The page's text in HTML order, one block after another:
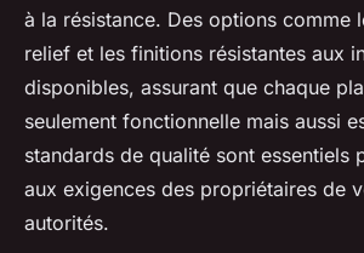
à la résistance. Des options comme
relief et les finitions résistantes aux
disponibles, assurant que chaque
seulement fonctionnelle mais aussi
standards de qualité sont essentiels
aux exigences des propriétaires de
autorités.